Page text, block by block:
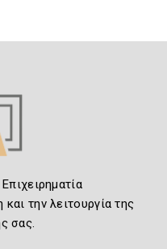
την λειτουργία της
σας.